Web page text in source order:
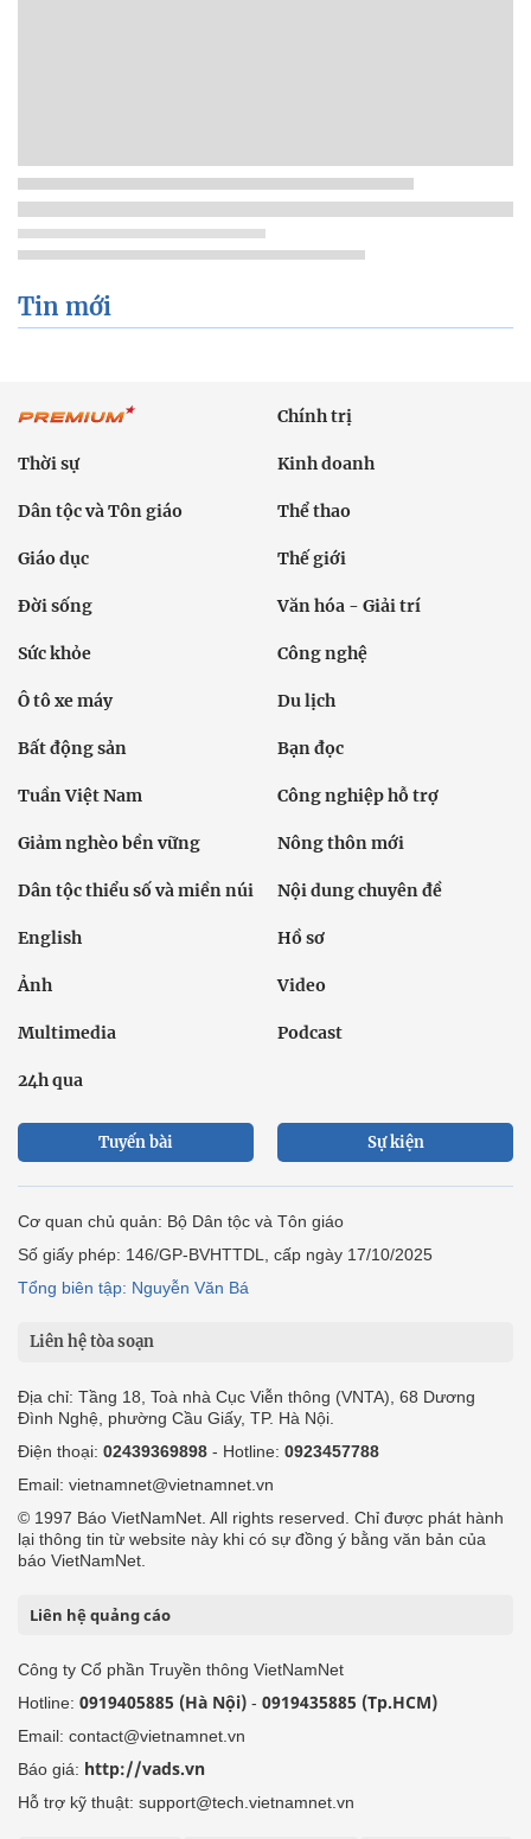
Tin mới
Chính trị
Thời sự Kinh doanh
Dân tộc và Tôn giáo Thể thao
Giáo dục Thế giới
Đời sống Văn hóa - Giải trí
Sức khỏe Công nghệ
Ô tô xe máy Du lịch
Bất động sản Bạn đọc
Tuần Việt Nam Công nghiệp hỗ trợ
Giảm nghèo bền vững Nông thôn mới
Dân tộc thiểu số và miền núi Nội dung chuyên đề
English Hồ sơ
Ảnh Video
Multimedia Podcast
24h qua
Tuyến bài Sự kiện
Cơ quan chủ quản: Bộ Dân tộc và Tôn giáo
Số giấy phép: 146/GP-BVHTTDL, cấp ngày 17/10/2025
Tổng biên tập: Nguyễn Văn Bá
Liên hệ tòa soạn
Địa chỉ: Tầng 18, Toà nhà Cục Viễn thông (VNTA), 68 Dương
Đình Nghệ, phường Cầu Giấy, TP. Hà Nội.
Điện thoại: 02439369898 - Hotline: 0923457788
Email: vietnamnet@vietnamnet.vn
© 1997 Báo VietNamNet. All rights reserved. Chỉ được phát hành
lại thông tin từ website này khi có sự đồng ý bằng văn bản của
báo VietNamNet.
Liên hệ quảng cáo
Công ty Cổ phần Truyền thông VietNamNet
Hotline: 0919405885 (Hà Nội) - 0919435885 (Tp.HCM)
Email: contact@vietnamnet.vn
Báo giá: http://vads.vn
Hỗ trợ kỹ thuật: support@tech.vietnamnet.vn